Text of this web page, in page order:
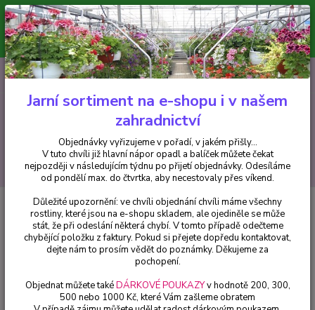
Minimální hodnota pro odeslání z e-shopu je 300 Kč.
V tuto chvíli již hlavní nápor objednávek opadl a balíček můžete čekat
nejpozději v následujícím týdnu po přijetí objednávky. Objednávky
vyřizujeme v pořadí, v jakém přišly...
CZK
Hledat
+420 602 223 614 0ks
za0 Kč
Bylinky a léčivky Rukola (Diplotaxie tenuifolia) - cena na prodejně
Rukola (Diplotaxie tenuifolia) -
cena na prodejně
Jarní sortiment na e-shopu i v našem
zahradnictví
Objednávky vyřizujeme v pořadí, v jakém přišly...
V tuto chvíli již hlavní nápor opadl a balíček můžete čekat
nejpozději v následujícím týdnu po přijetí objednávky. Odesíláme
od pondělí max. do čtvrtka, aby necestovaly přes víkend.
Důležité upozornění: ve chvíli objednání chvíli máme všechny
rostliny, které jsou na e-shopu skladem, ale ojediněle se může
stát, že při odeslání některá chybí. V tomto případě odečteme
chybějící položku z faktury. Pokud si přejete dopředu kontaktovat,
dejte nám to prosím vědět do poznámky. Děkujeme za
pochopení.
Objednat můžete takéDÁRKOVÉ POUKAZYv hodnotě 200, 300,
500 nebo 1000 Kč, které Vám zašleme obratem